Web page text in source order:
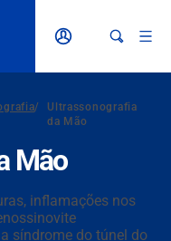
/
Ultrassonografia
da Mão
Mão
inflamações nos
síndrome do túnel do